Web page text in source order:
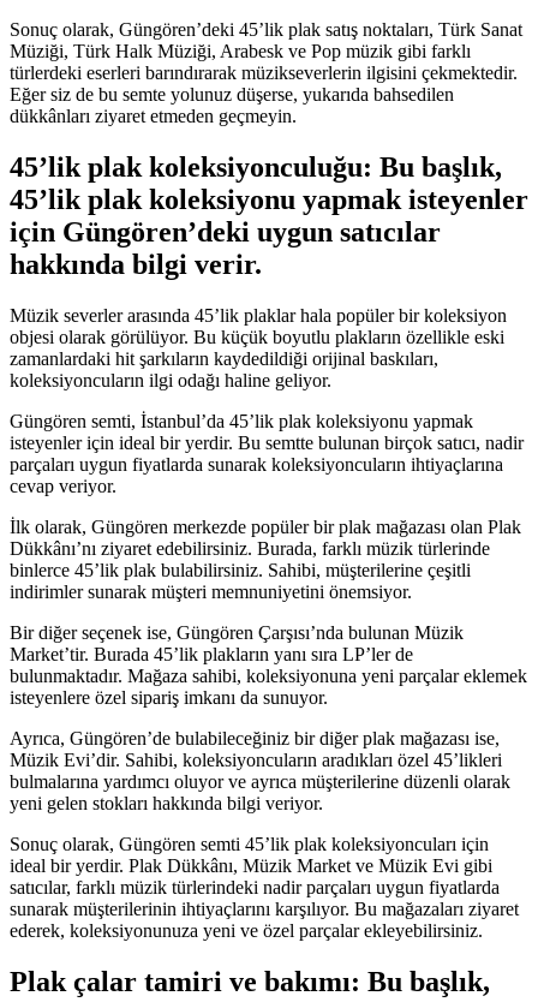
Sonuç olarak, Güngören’deki 45’lik plak satış noktaları, Türk Sanat
Müziği, Türk Halk Müziği, Arabesk ve Pop müzik gibi farklı
türlerdeki eserleri barındırarak müzikseverlerin ilgisini çekmektedir.
Eğer siz de bu semte yolunuz düşerse, yukarıda bahsedilen
dükkânları ziyaret etmeden geçmeyin.
45’lik plak koleksiyonculuğu: Bu başlık,
45’lik plak koleksiyonu yapmak isteyenler
için Güngören’deki uygun satıcılar
hakkında bilgi verir.
Müzik severler arasında 45’lik plaklar hala popüler bir koleksiyon
objesi olarak görülüyor. Bu küçük boyutlu plakların özellikle eski
zamanlardaki hit şarkıların kaydedildiği orijinal baskıları,
koleksiyoncuların ilgi odağı haline geliyor.
Güngören semti, İstanbul’da 45’lik plak koleksiyonu yapmak
isteyenler için ideal bir yerdir. Bu semtte bulunan birçok satıcı, nadir
parçaları uygun fiyatlarda sunarak koleksiyoncuların ihtiyaçlarına
cevap veriyor.
İlk olarak, Güngören merkezde popüler bir plak mağazası olan Plak
Dükkânı’nı ziyaret edebilirsiniz. Burada, farklı müzik türlerinde
binlerce 45’lik plak bulabilirsiniz. Sahibi, müşterilerine çeşitli
indirimler sunarak müşteri memnuniyetini önemsiyor.
Bir diğer seçenek ise, Güngören Çarşısı’nda bulunan Müzik
Market’tir. Burada 45’lik plakların yanı sıra LP’ler de
bulunmaktadır. Mağaza sahibi, koleksiyonuna yeni parçalar eklemek
isteyenlere özel sipariş imkanı da sunuyor.
Ayrıca, Güngören’de bulabileceğiniz bir diğer plak mağazası ise,
Müzik Evi’dir. Sahibi, koleksiyoncuların aradıkları özel 45’likleri
bulmalarına yardımcı oluyor ve ayrıca müşterilerine düzenli olarak
yeni gelen stokları hakkında bilgi veriyor.
Sonuç olarak, Güngören semti 45’lik plak koleksiyoncuları için
ideal bir yerdir. Plak Dükkânı, Müzik Market ve Müzik Evi gibi
satıcılar, farklı müzik türlerindeki nadir parçaları uygun fiyatlarda
sunarak müşterilerinin ihtiyaçlarını karşılıyor. Bu mağazaları ziyaret
ederek, koleksiyonunuza yeni ve özel parçalar ekleyebilirsiniz.
Plak çalar tamiri ve bakımı: Bu başlık,